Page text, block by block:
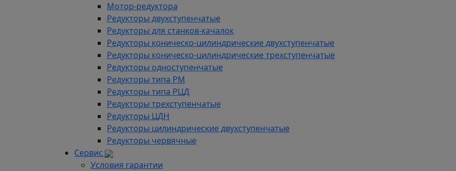
Мотор-редуктора
Редукторы двухступенчатые
Редукторы для станков-качалок
Редукторы коническо-цилиндрические двухступенчатые
Редукторы коническо-цилиндрические трехступенчатые
Редукторы одноступенчатые
Редукторы типа РМ
Редукторы типа РЦД
Редукторы трехступенчатые
Редукторы ЦДН
Редукторы цилиндрические двухступенчатые
Редукторы червячные
Сервис
Условия гарантии